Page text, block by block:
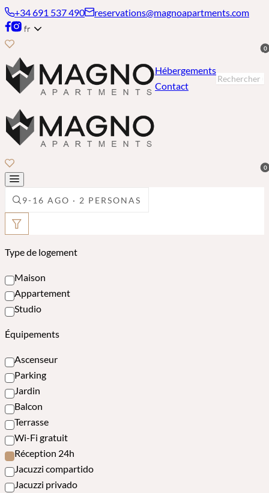
+34 691 537 490 reservations@magnoapartments.com
fr
0
Hébergements
Contact
0
9-16 AGO · 2 PERSONAS
Type de logement
Maison
Appartement
Studio
Équipements
Ascenseur
Parking
Jardin
Balcon
Terrasse
Wi-Fi gratuit
Réception 24h
Jacuzzi compartido
Jacuzzi privado